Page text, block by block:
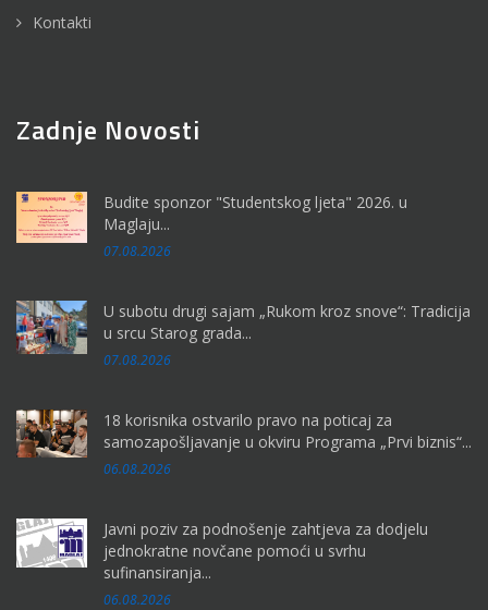
Kontakti
Zadnje Novosti
Budite sponzor "Studentskog ljeta" 2026. u
Maglaju...
07.08.2026
U subotu drugi sajam „Rukom kroz snove“: Tradicija
u srcu Starog grada...
07.08.2026
18 korisnika ostvarilo pravo na poticaj za
samozapošljavanje u okviru Programa „Prvi biznis“...
06.08.2026
Javni poziv za podnošenje zahtjeva za dodjelu
jednokratne novčane pomoći u svrhu
sufinansiranja...
06.08.2026